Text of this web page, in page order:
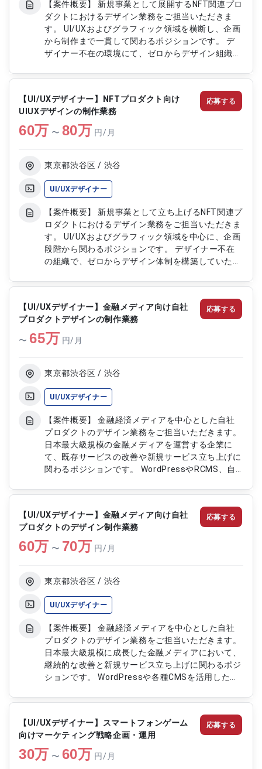
【案件概要】 新規事業として展開するNFT関連プロ
ダクトにおけるデザイン業務をご担当いただきま
す。 UI/UXおよびグラフィック領域を横断し、企画
から制作まで一貫して関わるポジションです。 デ
ザイナー不在の環境にて、ゼロからデザイン組織の
界観設計や機能デザインを通じて、サービス価値向
プロダクトにおけるUI/UX設計およびデザイン制作
・グラフィックおよび各種アイテムのデザイン対応
・デザイン企画の立案およびコンセプト設計 ・新
規機能に伴うデザイン設計および実装支援 ・デザ
【UI/UXデザイナー】NFTプロダクト向け
UIUXデザインの制作業務
60万 〜 80万 円/月
東京都渋谷区 / 渋谷
UI/UXデザイナー
【案件概要】 新規事業として立ち上げるNFT関連プ
ロダクトにおけるデザイン業務をご担当いただきま
す。 UI/UXおよびグラフィック領域を中心に、企画
段階から関わるポジションです。 デザイナー不在
の組織で、ゼロからデザイン体制を構築していただ
ンまで一貫して担うことができる案件です。 【作
業内容】 ・NFTプロダクトにおけるUI/UXデザイン
設計 ・グラフィックおよび各種アイテムのデザイ
ン制作 ・デザイン企画の立案およびコンセプト設
計 ・新規機能におけるデザイン対応 ・デザイン体
制の構築および改善推進
応募する
【UI/UXデザイナー】金融メディア向け自社
プロダクトデザインの制作業務
〜 65万 円/月
東京都渋谷区 / 渋谷
UI/UXデザイナー
【案件概要】 金融経済メディアを中心とした自社
プロダクトのデザイン業務をご担当いただきます。
日本最大級規模の金融メディアを運営する企業に
て、既存サービスの改善や新規サービス立ち上げに
関わるポジションです。 WordPressやRCMS、自
よびコーディングを行っていただきます。 金融系
クライアントの増加に伴い、幅広い案件に携わりな
がらスキルを発揮できる環境です。 【作業内容】
・金融メディアおよび新規サービスのデザイン制作
・HTML/CSS等を用いたコーディング対応 ・
WordPressや各種CMSを活用したサイト構築およ
した制作進行および品質向上対応
応募する
【UI/UXデザイナー】金融メディア向け自社
プロダクトのデザイン制作業務
60万 〜 70万 円/月
東京都渋谷区 / 渋谷
UI/UXデザイナー
【案件概要】 金融経済メディアを中心とした自社
プロダクトのデザイン業務をご担当いただきます。
日本最大級規模に成長した金融メディアにおいて、
継続的な改善と新規サービス立ち上げに関わるポジ
ションです。 WordPressや各種CMSを活用したメ
行っていただきます。 金融系クライアントとの取
引拡大に伴い、幅広いプロジェクトに携わることが
できる環境です。 【作業内容】 ・金融メディアお
よび新規サービスのデザイン制作 ・HTML/CSS等
を用いたコーディング対応 ・WordPressやCMSを
活用したサイト構築および改修 ・既存メディアの
応募する
【UI/UXデザイナー】スマートフォンゲーム
向けマーケティング戦略企画・運用
30万 〜 60万 円/月
応募する